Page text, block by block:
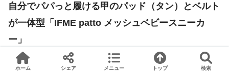
自分でパパっと履ける甲のパッド（タン）とベルト
が一体型「IFME patto メッシュベビースニーカ
ー」
ホーム シェア メニュー トップ 検索